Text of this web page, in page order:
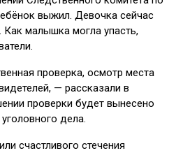
выжил. Девочка сейчас
Как малышка могла упасть,
проверка, осмотр места
— рассказали в
проверки будет вынесено
дела.
счастливого стечения